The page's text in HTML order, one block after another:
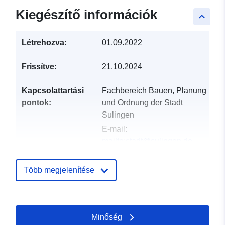
keyboard_arrow_up
Kiegészítő információk
Létrehozva: 01.09.2022
Frissítve: 21.10.2024
Kapcsolattartási
pontok:
Fachbereich Bauen, Planung
und Ordnung der Stadt
Sulingen
E-mail:
Sulingen, 27232,
Deutschland
http://www.sulingen.de/bauen-
wohnen/bauleitplanung/
Több megjelenítése
Minőség